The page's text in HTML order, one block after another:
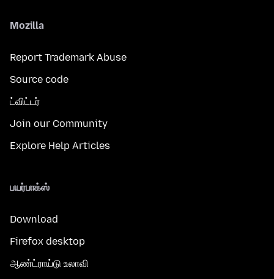
Mozilla
Report Trademark Abuse
Source code
ட்விட்டர்
Join our Community
Explore Help Articles
பயர்பாக்ஸ்
Download
Firefox desktop
ஆண்ட்ராய்டு உலாவி